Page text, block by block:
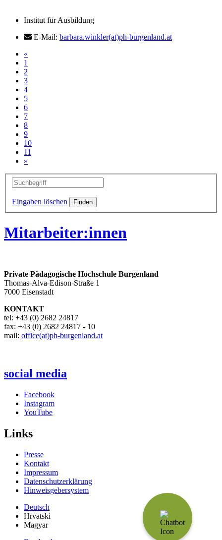
Institut für Ausbildung
E-Mail: barbara.winkler(at)ph-burgenland.at
«
1
2
3
4
5
6
7
8
9
10
11
»
Eingaben löschen
Mitarbeiter:innen
Private Pädagogische Hochschule Burgenland
Thomas-Alva-Edison-Straße 1
7000 Eisenstadt
KONTAKT
tel: +43 (0) 2682 24817
fax: +43 (0) 2682 24817 - 10
mail: office(at)ph-burgenland.at
social media
Facebook
Instagram
YouTube
Links
Presse
Kontakt
Impressum
Datenschutzerklärung
Hinweisgebersystem
Deutsch
Hrvatski
Magyar